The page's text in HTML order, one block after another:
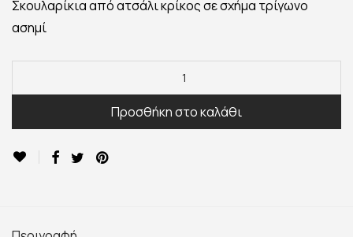
12,00 €.
Σκουλαρίκια από ατσάλι κρίκος σε σχήμα τρίγωνο
ασημί
Προσθήκη στο καλάθι